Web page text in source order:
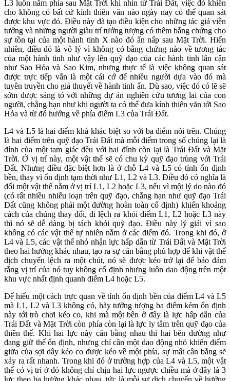
L3 luôn nằm phía sau Mặt Trời khi nhìn từ Trái Đất, việc đó khiến
cho không có bất cứ kính thiên văn nào ngày nay có thể quan sát
được khu vực đó. Điều này đã tạo điều kiện cho những tác giả viễn
tưởng và những người giàu trí tưởng tượng có thêm bằng chứng cho
sự tồn tại của một hành tinh X nào đó ẩn nấp sau Mặt Trời. Hiển
nhiên, điều đó là vô lý vì không có bằng chứng nào về tương tác
của một hành tinh như vậy lên quỹ đạo của các hành tinh lân cận
như Sao Hỏa và Sao Kim, nhưng thực tế là việc không quan sát
được trực tiếp vẫn là một cái cớ để nhiều người dựa vào đó mà
tuyên truyền cho giả thuyết về hành tinh ẩn. Dù sao, việc đó có lẽ sẽ
sớm được sáng tỏ với những dự án nghiên cứu tương lai của con
người, chẳng hạn như khi người ta có thể đưa kính thiên văn tới Sao
Hỏa và từ đó hướng về phía điểm L3 của Trái Đất.
L4 và L5 là hai điểm khá khác biệt so với ba điểm nói trên. Chúng
là hai điểm trên quỹ đạo Trái Đất mà mỗi điểm trong số chúng lại là
đỉnh của một tam giác đều với hai đỉnh còn lại là Trái Đất và Mặt
Trời. Ở vị trí này, một vật thể sẽ có chu kỳ quỹ đạo trùng với Trái
Đất. Nhưng điều đặc biệt hơn là ở chỗ L4 và L5 có tính ổn định
bền, thay vì ổn định tạm thời như L1, L2 và L3. Điều đó có nghĩa là
đối một vật thể nằm ở vị trí L1, L2 hoặc L3, nếu vì một lý do nào đó
(có rất nhiều nhiễu loạn trên quỹ đạo, chẳng hạn như quỹ đạo Trái
Đất cũng không phải một đường hoàn toàn cố định) khiến khoảng
cách của chúng thay đổi, đi lệch ra khỏi điểm L1, L2 hoặc L3 này
thì nó sẽ dễ dàng bị tách khỏi quỹ đạo. Điều này lý giải vì sao
không có các vật thể tự nhiên nằm ở các điểm đó. Trong khi đó, ở
L4 và L5, các vật thể nhỏ nhận lực hấp dẫn từ Trái Đất và Mặt Trời
theo hai hướng khác nhau, tạo ra sự cân bằng phù hợp để khi vật thể
dịch chuyển lệch ra một chút, nó sẽ được kéo trở lại để bảo đảm
rằng vị trí của nó tuy không cố định nhưng luôn dao động trên một
khu vực nhất định quanh điểm L4 hoặc L5.
Để hiểu một cách trực quan về tính ổn định bền của điểm L4 và L5
mà L1, L2 và L3 không có, hãy tưởng tượng ba điểm kém ổn định
này tới trò chơi kéo co, khi mà một bên ở đây là lực hấp dẫn của
Trái Đất và Mặt Trời còn phía còn lại là lực ly tâm trên quỹ đạo của
thiên thể. Khi hai lực này cân bằng nhau thì hai bên dường như
đang giữ thế ổn định, nhưng chỉ cần một dao động nhỏ khiến điểm
giữa của sợi dây kéo co được kéo về một phía, sự mất cân bằng sẽ
xảy ra rất nhanh. Trong khi đó ở trường hợp của L4 và L5, một vật
thể có vị trí ở đó không chỉ chịu hai lực ngược chiều mà ở đây là 3
lực theo ba hướng khác nhau, tức là mỗi sự dịch chuyển về hướng